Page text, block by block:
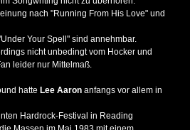
nach "Running From His Love" und
Your Spell" sind annehmbar.
nicht unbedingt vom Hocker und
leider nur Mittelmaß.
hatte Lee Aaron anfangs vor allem in
Hardrock-Festival in Reading